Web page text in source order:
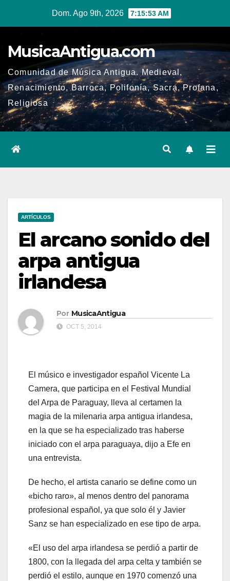
Dom. Ago 9th, 2026 7:15:54 AM
MusicaAntigua.com
Comunidad de Música Antigua. Medieval,
Renacimiento, Barroca, Polifonía, Sacra, Profana,
Religiosa
ARTÍCULOS
El arcano sonido del
arpa antigua
irlandesa
Por MusicaAntigua
OCT 5, 2014
El músico e investigador español Vicente La
Camera, que participa en el Festival Mundial
del Arpa de Paraguay, lleva al certamen la
magia de la milenaria arpa antigua irlandesa,
en la que se ha especializado tras haberse
iniciado con el arpa paraguaya, dijo a Efe en
una entrevista.
De hecho, el artista canario se define como un
«bicho raro», al menos dentro del panorama
profesional español, ya que solo él y Javier
Sanz se han especializado en ese tipo de arpa.
«El uso del arpa irlandesa se perdió a partir de
1800, con la llegada del arpa celta y también se
perdió el estilo, aunque en 1970 comenzó una